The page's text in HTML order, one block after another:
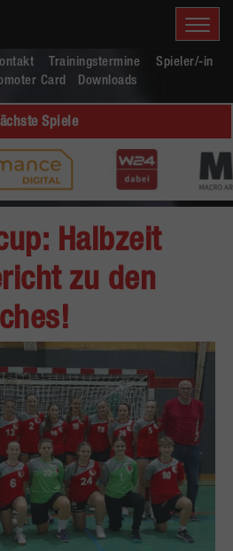
Trainingstermine
Spieler/-in
Card Downloads
Spiele
Halbzeit
zu den